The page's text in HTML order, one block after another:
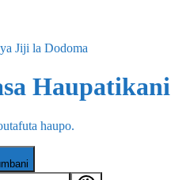
Jiji la Dodoma
Haupatikani
haupo.